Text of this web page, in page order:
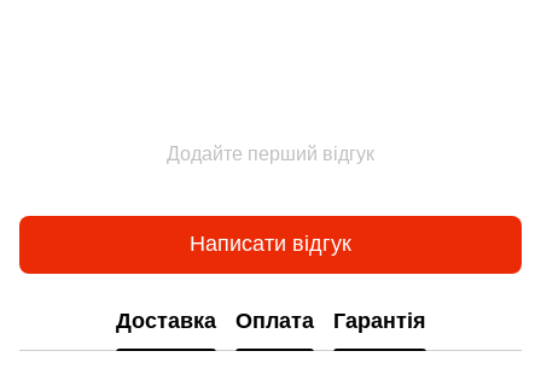
Додайте перший відгук
Написати відгук
Доставка Оплата Гарантія